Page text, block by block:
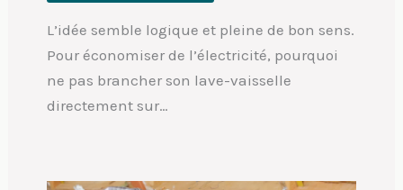
L’idée semble logique et pleine de bon sens.
Pour économiser de l’électricité, pourquoi
ne pas brancher son lave-vaisselle
directement sur…